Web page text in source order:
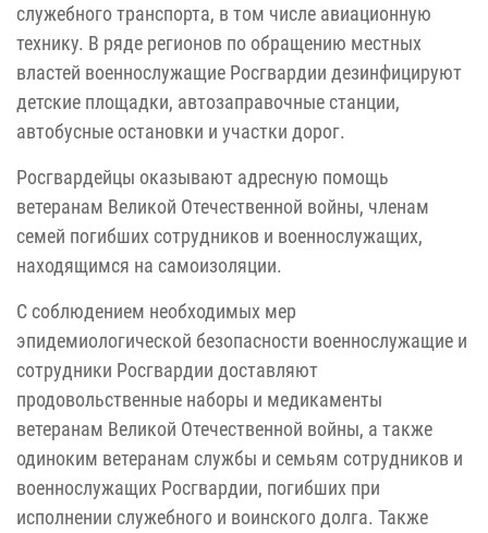
служебного транспорта, в том числе авиационную
технику. В ряде регионов по обращению местных
властей военнослужащие Росгвардии дезинфицируют
детские площадки, автозаправочные станции,
автобусные остановки и участки дорог.
Росгвардейцы оказывают адресную помощь
ветеранам Великой Отечественной войны, членам
семей погибших сотрудников и военнослужащих,
находящимся на самоизоляции.
С соблюдением необходимых мер
эпидемиологической безопасности военнослужащие и
сотрудники Росгвардии доставляют
продовольственные наборы и медикаменты
ветеранам Великой Отечественной войны, а также
одиноким ветеранам службы и семьям сотрудников и
военнослужащих Росгвардии, погибших при
исполнении служебного и воинского долга. Также